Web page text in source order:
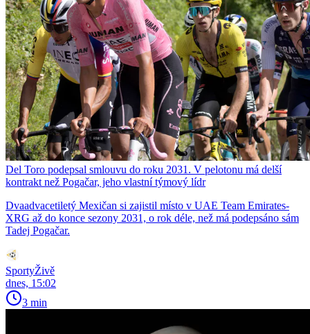
Del Toro podepsal smlouvu do roku 2031. V pelotonu má delší
kontrakt než Pogačar, jeho vlastní týmový lídr
Dvaadvacetiletý Mexičan si zajistil místo v UAE Team Emirates-
XRG až do konce sezony 2031, o rok déle, než má podepsáno sám
Tadej Pogačar.
SportyŽivě
dnes, 15:02
3 min